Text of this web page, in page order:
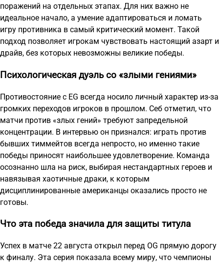
поражений на отдельных этапах. Для них важно не
идеальное начало, а умение адаптироваться и ломать
игру противника в самый критический момент. Такой
подход позволяет игрокам чувствовать настоящий азарт и
драйв, без которых невозможны великие победы.
Психологическая дуэль со «злыми гениями»
Противостояние с EG всегда носило личный характер из-за
громких переходов игроков в прошлом. Себ отметил, что
матчи против «злых гений» требуют запредельной
концентрации. В интервью он признался: играть против
бывших тиммейтов всегда непросто, но именно такие
победы приносят наибольшее удовлетворение. Команда
осознанно шла на риск, выбирая нестандартных героев и
навязывая хаотичные драки, к которым
дисциплинированные американцы оказались просто не
готовы.
Что эта победа значила для защиты титула
Успех в матче 22 августа открыл перед OG прямую дорогу
к финалу. Эта серия показала всему миру, что чемпионы